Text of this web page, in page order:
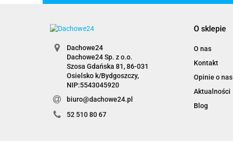
Dachowe24
Dachowe24 Sp. z o.o.
Szosa Gdańska 81, 86-031
Osielsko k/Bydgoszczy,
NIP:5543045920
biuro@dachowe24.pl
52 510 80 67
O sklepie
O nas
Kontakt
Opinie o nas
Aktualności
Blog